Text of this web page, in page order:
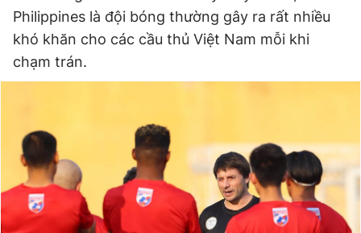
Philippines là đội bóng thường gây ra rất nhiều
khó khăn cho các cầu thủ Việt Nam mỗi khi
chạm trán.